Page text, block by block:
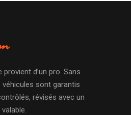
provient d’un pro. Sans
sont garantis
révisés avec un